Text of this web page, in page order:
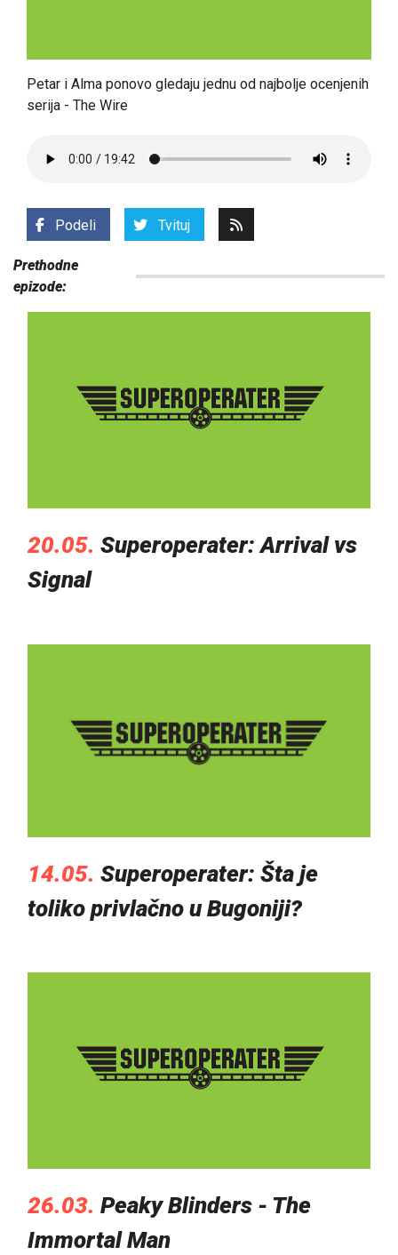
Petar i Alma ponovo gledaju jednu od najbolje ocenjenih
serija - The Wire
Podeli Tvituj
Prethodne
epizode:
20.05. Superoperater: Arrival vs
Signal
14.05. Superoperater: Šta je
toliko privlačno u Bugoniji?
26.03. Peaky Blinders - The
Immortal Man